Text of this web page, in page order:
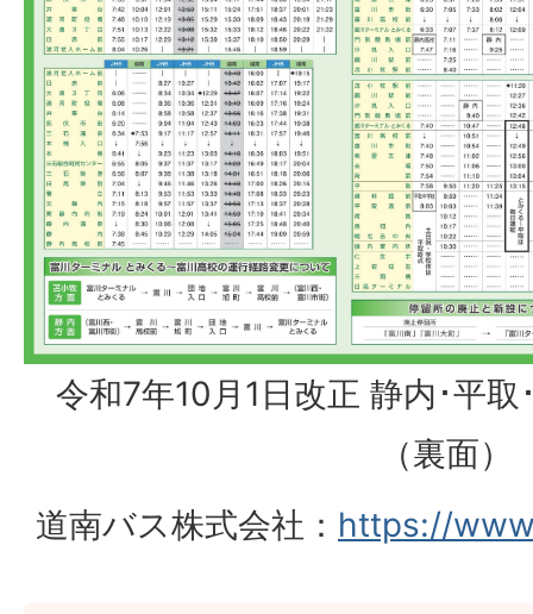
令和7年10月1日改正 静内･平
（裏面）
道南バス株式会社： https://